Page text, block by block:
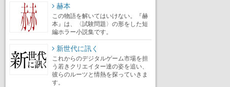
赫本
この物語を解いてはいけない。『赫
本』は、〈試験問題〉の形をした短
編ホラー小説集です。
新世代に訊く
これからのデジタルゲーム市場を担
う若きクリエイター達の姿を追い、
彼らのルーツと情熱を探っていきま
す。